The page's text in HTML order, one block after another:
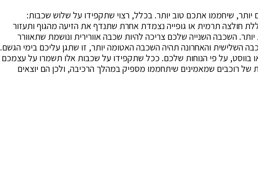
יותר, שיחממו אתכם טוב יותר. בכלל, רצוי שתקפידו על שלוש שכבות:
חולצה תרמית או גופייה נצמדת אחרת שתנדף את הזיעה מהגוף ותעזור
השכבה השנייה שלכם צריכה להיות שכבה אוורירית ונושמת שתאוורר
השלישית והאחרונה תהיה השכבה האטומה יותר, זו שתגן עליכם בימי הגשם.
בווסט, על פי הנוחות שלכם. ככל שתקפידו על שכבות אלו תשמרו על עצמכם
של רוכבים שמאמינים שיתחממו מספיק במהלך הרכיבה, ולכן הם יוצאים